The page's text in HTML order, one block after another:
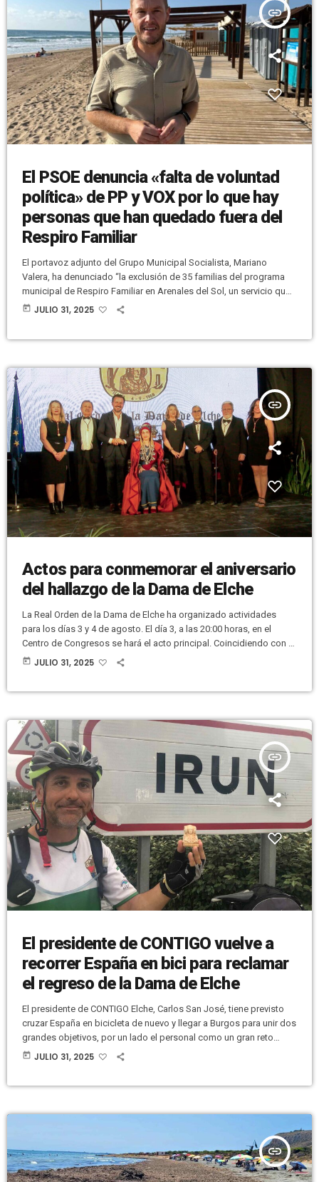
insert_link
El PSOE denuncia «falta de voluntad
política» de PP y VOX por lo que hay
personas que han quedado fuera del
Respiro Familiar
El portavoz adjunto del Grupo Municipal Socialista, Mariano
Valera, ha denunciado “la exclusión de 35 familias del programa
municipal de Respiro Familiar en Arenales del Sol, un servicio que
ofrece apoyo a personas con discapacidad y descanso a sus
today JULIO 31, 2025
insert_link
Actos para conmemorar el aniversario
del hallazgo de la Dama de Elche
La Real Orden de la Dama de Elche ha organizado actividades
para los días 3 y 4 de agosto. El día 3, a las 20:00 horas, en el
Centro de Congresos se hará el acto principal. Coincidiendo con la
celebración del 75 aniversario del dogma de la Asunción, se
today JULIO 31, 2025
insert_link
El presidente de CONTIGO vuelve a
recorrer España en bici para reclamar
el regreso de la Dama de Elche
El presidente de CONTIGO Elche, Carlos San José, tiene previsto
cruzar España en bicicleta de nuevo y llegar a Burgos para unir dos
grandes objetivos, por un lado el personal como un gran reto
deportivo y por otro aprovechar el viaje para visibilizar la vieja
today JULIO 31, 2025
insert_link